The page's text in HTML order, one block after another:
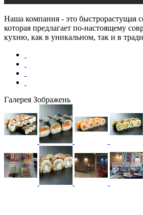
Наша компания - это быстрорастущая
которая предлагает по-настоящему
кухню, как в уникальном, так и в
Галерея Зображень